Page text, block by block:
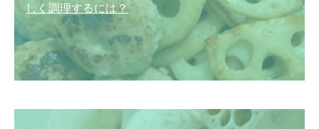
しく調理するには？